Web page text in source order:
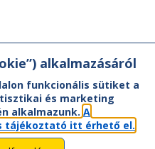
alkalmazásáról
funkcionális sütiket a
és marketing
alkalmazunk. A
tájékoztató itt érhető el.